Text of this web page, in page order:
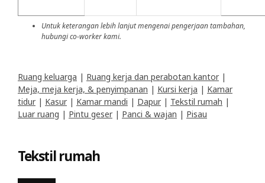
Untuk keterangan lebih lanjut mengenai pengerjaan tambahan,
hubungi co-worker kami.
Ruang keluarga | Ruang kerja dan perabotan kantor |
Meja, meja kerja, & penyimpanan | Kursi kerja | Kamar
tidur | Kasur | Kamar mandi | Dapur | Tekstil rumah |
Luar ruang | Pintu geser | Panci & wajan | Pisau
Tekstil rumah